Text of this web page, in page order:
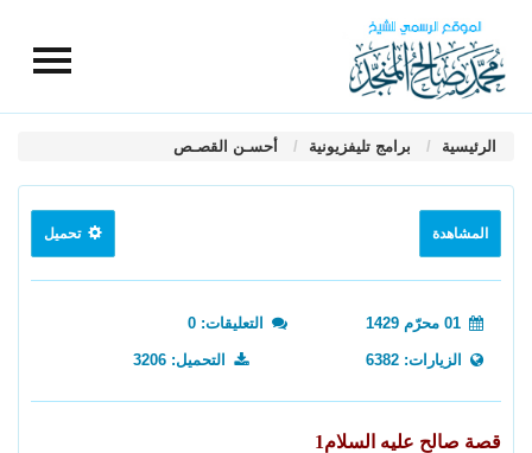
الرئيسية برامج تليفزيونية أحسـن القصـص
المشاهدة تحميل
التعليقات: 0
الزيارات: 6382 التحميل: 3206
قصة صالح عليه السلام1